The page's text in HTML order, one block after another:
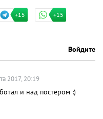
+15 +15
Войдите
2017, 20:19
и над постером :)